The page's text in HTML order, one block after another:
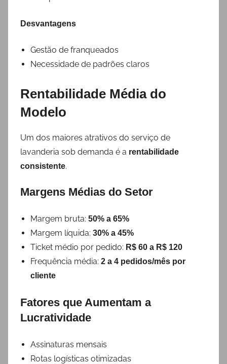
Desvantagens
Gestão de franqueados
Necessidade de padrões claros
Rentabilidade Média do
Modelo
Um dos maiores atrativos do serviço de
lavanderia sob demanda é a rentabilidade
consistente.
Margens Médias do Setor
Margem bruta: 50% a 65%
Margem líquida: 30% a 45%
Ticket médio por pedido: R$ 60 a R$ 120
Frequência média: 2 a 4 pedidos/mês por
cliente
Fatores que Aumentam a
Lucratividade
Assinaturas mensais
Rotas logísticas otimizadas